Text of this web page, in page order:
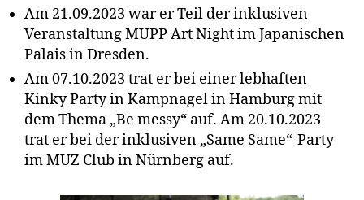
Am 21.09.2023 war er Teil der inklusiven
Veranstaltung MUPP Art Night im Japanischen
Palais in Dresden.
Am 07.10.2023 trat er bei einer lebhaften
Kinky Party in Kampnagel in Hamburg mit
dem Thema „Be messy“ auf. Am 20.10.2023
trat er bei der inklusiven „Same Same“-Party
im MUZ Club in Nürnberg auf.